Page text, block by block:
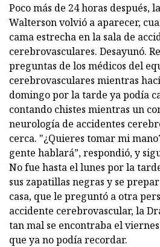
Poco más de 24 horas después,
Walterson volvió a aparecer,
cama estrecha en la sala de
cerebrovasculares. Desayunó.
preguntas de los médicos del
cerebrovasculares mientras
domingo por la tarde ya podía
contando chistes mientras un
neurología de accidentes
cerca. "¿Quieres tomar mi
gente hablará”, respondió, y
No fue hasta el lunes por la
sus zapatillas negras y se
casa, que le preguntó a otra
accidente cerebrovascular, la
tan mal se encontraba el
que ya no podía recordar.